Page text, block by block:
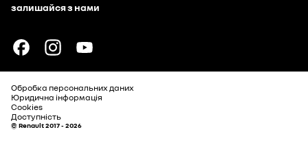
залишайся з нами
Обробка персональних даних
Юридична інформація
Cookies
Доступність
© Renault 2017 - 2026